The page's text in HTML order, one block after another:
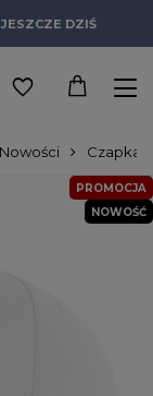
DZIŚ
Nowości Czapka
PROMOCJA
NOWOŚĆ